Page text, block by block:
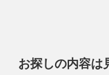
お探しの内容は